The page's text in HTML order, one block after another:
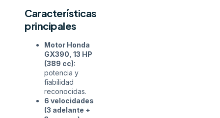
Características
principales
Motor Honda
GX390, 13 HP
(389 cc):
potencia y
fiabilidad
reconocidas.
6 velocidades
(3 adelante +